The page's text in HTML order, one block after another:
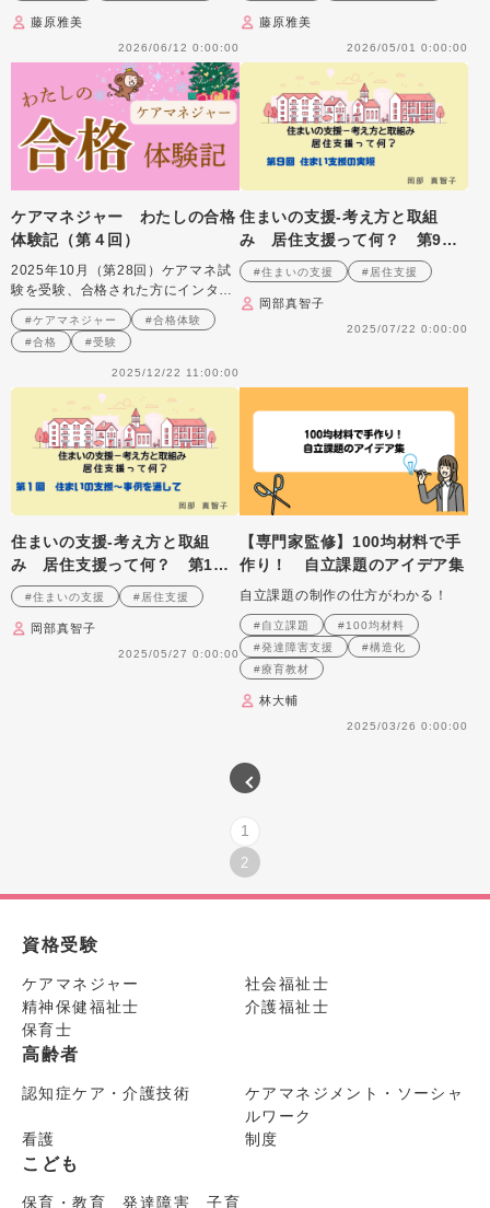
藤原雅美
2026/06/12 0:00:00
藤原雅美
2026/05/01 0:00:00
ケアマネジャー わたしの合格
体験記（第４回）
2025年10月（第28回）ケアマネ試
験を受験、合格された方にインタビ
ュー
#ケアマネジャー
#合格体験
#合格
#受験
2025/12/22 11:00:00
住まいの支援‐考え方と取組
み 居住支援って何？ 第9
回 住まい支援の実際
#住まいの支援 #居住支援
岡部真智子
2025/07/22 0:00:00
住まいの支援‐考え方と取組
み 居住支援って何？ 第1
回 住まいの支援～事例を通し
て
#住まいの支援 #居住支援
岡部真智子
2025/05/27 0:00:00
【専門家監修】100均材料で手
作り！ 自立課題のアイデア集
自立課題の制作の仕方がわかる！
#自立課題
#100均材料
#発達障害支援
#構造化
#療育教材
林大輔
2025/03/26 0:00:00
1
2
資格受験
ケアマネジャー
社会福祉士
精神保健福祉士
介護福祉士
保育士
高齢者
認知症ケア・介護技術
ケアマネジメント・ソーシャ
ルワーク
看護
制度
こども
保育・教育 発達障害 子育